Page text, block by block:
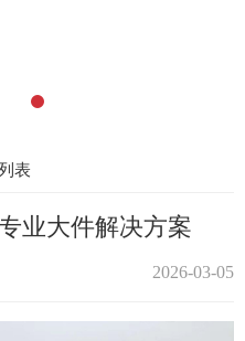
表
业大件解决方案
2026-03-05